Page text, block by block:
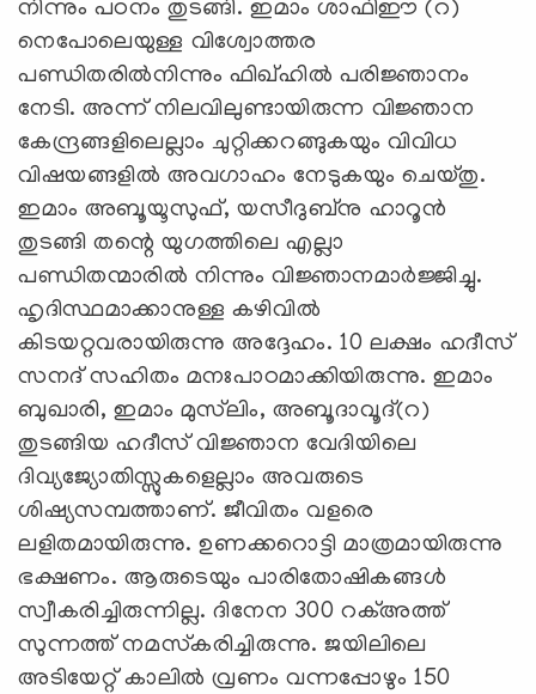
നിന്നും പഠനം തുടങ്ങി. ഇമാം ശാഫിഈ (റ)
നെപോലെയുള്ള വിശ്വോത്തര
പണ്ഡിതരില്‍നിന്നും ഫിഖ്ഹില്‍ പരിജ്ഞാനം
നേടി. അന്ന് നിലവിലുണ്ടായിരുന്ന വിജ്ഞാന
കേന്ദ്രങ്ങളിലെല്ലാം ചുറ്റിക്കറങ്ങുകയും വിവിധ
വിഷയങ്ങളില്‍ അവഗാഹം നേടുകയും ചെയ്തു.
ഇമാം അബൂയൂസുഫ്, യസീദുബ്‌നു ഹാറൂന്‍
തുടങ്ങി തന്റെ യുഗത്തിലെ എല്ലാ
പണ്ഡിതന്മാരില്‍ നിന്നും വിജ്ഞാനമാര്‍ജ്ജിച്ചു.
ഹൃദിസ്ഥമാക്കാനുള്ള കഴിവില്‍
കിടയറ്റവരായിരുന്നു അദ്ദേഹം. 10 ലക്ഷം ഹദീസ്
സനദ് സഹിതം മനഃപാഠമാക്കിയിരുന്നു. ഇമാം
ബുഖാരി, ഇമാം മുസ്‌ലിം, അബൂദാവൂദ്(റ)
തുടങ്ങിയ ഹദീസ് വിജ്ഞാന വേദിയിലെ
ദിവ്യജ്യോതിസ്സുകളെല്ലാം അവരുടെ
ശിഷ്യസമ്പത്താണ്. ജീവിതം വളരെ
ലളിതമായിരുന്നു. ഉണക്കറൊട്ടി മാത്രമായിരുന്നു
ഭക്ഷണം. ആരുടെയും പാരിതോഷികങ്ങള്‍
സ്വീകരിച്ചിരുന്നില്ല. ദിനേന 300 റക്അത്ത്
സുന്നത്ത് നമസ്‌കരിച്ചിരുന്നു. ജയിലിലെ
അടിയേറ്റ് കാലില്‍ വ്രണം വന്നപ്പോഴും 150